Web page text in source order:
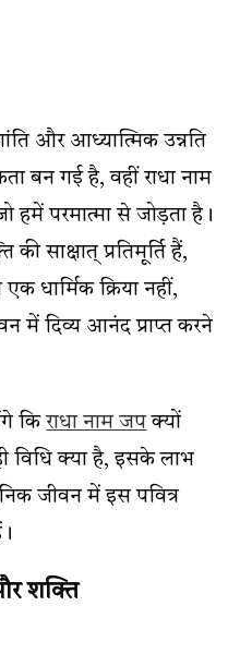
और आध्यात्मिक उन्नति
बन गई है, वहीं राधा नाम
हमें परमात्मा से जोड़ता है।
साक्षात् प्रतिमूर्ति हैं,
धार्मिक क्रिया नहीं,
में दिव्य आनंद प्राप्त करने
किराधा नाम जपक्यों
विधि क्या है, इसके लाभ
जीवन में इस पवित्र
शक्ति